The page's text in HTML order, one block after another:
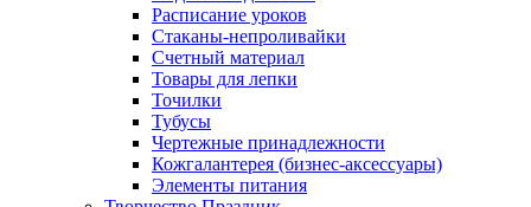
Расписание уроков
Стаканы-непроливайки
Счетный материал
Товары для лепки
Точилки
Тубусы
Чертежные принадлежности
Кожгалантерея (бизнес-аксессуары)
Элементы питания